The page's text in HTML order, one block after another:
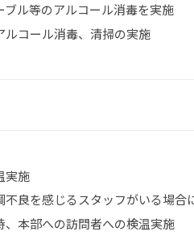
ブル等のアルコール消毒を実施
ルコール消毒、清掃の実施
実施
不良を感じるスタッフがいる場合
、本部への訪問者への検温実施